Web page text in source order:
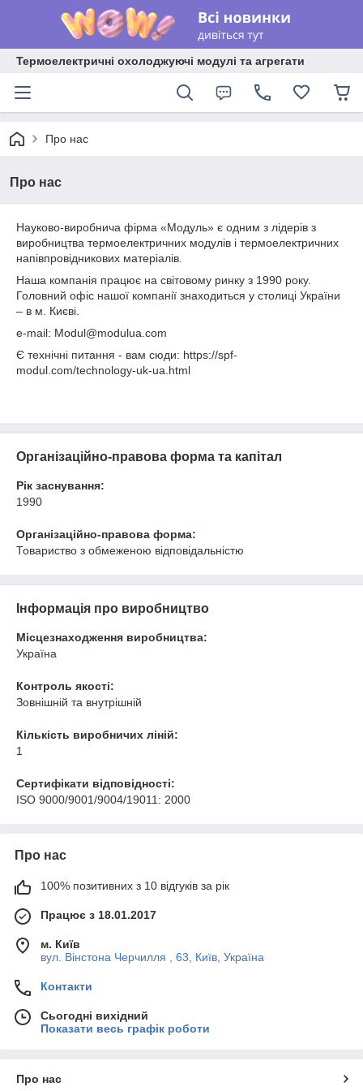
Термоелектричні охолоджуючі модулі та агрегати
Про нас
Про нас
Науково-виробнича фірма «Модуль» є одним з лідерів з
виробництва термоелектричних модулів і термоелектричних
напівпровідникових матеріалів.
Наша компанія працює на світовому ринку з 1990 року.
Головний офіс нашої компанії знаходиться у столиці України
– в м. Києві.
e-mail: Modul@modulua.com
Є технічні питання - вам сюди: https://spf-
modul.com/technology-uk-ua.html
Організаційно-правова форма та капітал
Рік заснування:
1990
Організаційно-правова форма:
Товариство з обмеженою відповідальністю
Інформація про виробництво
Місцезнаходження виробництва:
Україна
Контроль якості:
Зовнішній та внутрішній
Кількість виробничих ліній:
1
Сертифікати відповідності:
ISO 9000/9001/9004/19011: 2000
Про нас
100% позитивних з 10 відгуків за рік
Працює з 18.01.2017
м. Київ
вул. Вінстона Черчилля , 63, Київ, Україна
Контакти
Сьогодні вихідний
Показати весь графік роботи
Про нас